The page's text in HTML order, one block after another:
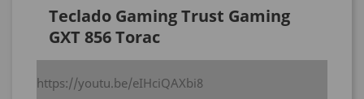
Teclado Gaming Trust Gaming
GXT 856 Torac
https://youtu.be/eIHciQAXbi8